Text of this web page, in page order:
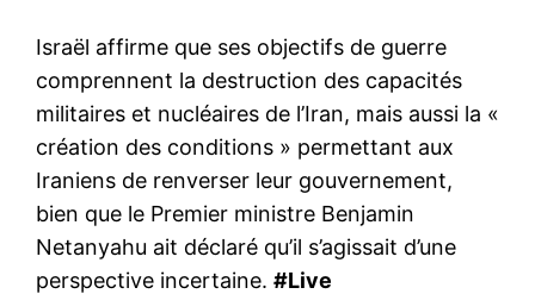
Israël affirme que ses objectifs de guerre
comprennent la destruction des capacités
militaires et nucléaires de l’Iran, mais aussi la «
création des conditions » permettant aux
Iraniens de renverser leur gouvernement,
bien que le Premier ministre Benjamin
Netanyahu ait déclaré qu’il s’agissait d’une
perspective incertaine. #Live